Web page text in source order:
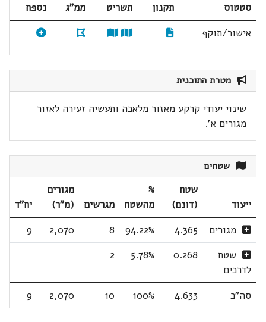
סטטוס תקנון תשריט ממ"ג
נספח
אישור/תוקף
מטרת התוכנית
שינוי יעודי קרקע מאזור מלאכה ותעשיה זעירה לאזור
מגורים א'.
שטחים
ייעוד
שטח
(דונם)
%
מהשטח
מגרשים
מגורים
(מ"ר)
יח"ד
מגורים
4.365
94.22%
8
2,070
9
שטח
לדרכים
0.268
5.78%
2
סה"כ 4.633
100%
10
2,070
9